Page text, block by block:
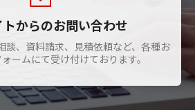
からのお問い合わせ
談、資料請求、見積依頼など、各種お
ームにて受け付けております。